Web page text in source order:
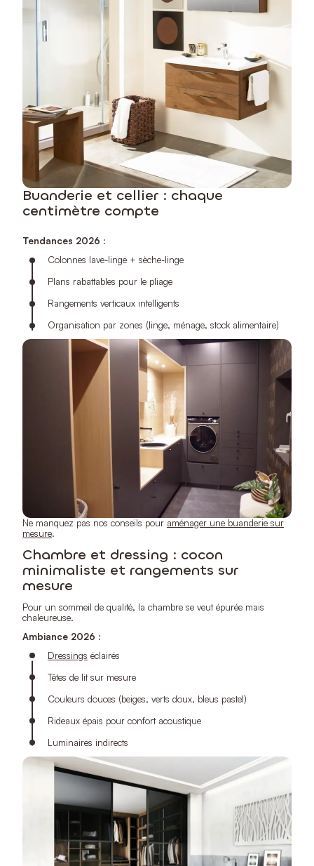
Buanderie et cellier : chaque
centimètre compte
Tendances 2026 :
Colonnes lave-linge + sèche-linge
Plans rabattables pour le pliage
Rangements verticaux intelligents
Organisation par zones (linge, ménage, stock alimentaire)
Ne manquez pas nos conseils pour aménager une buanderie sur
mesure.
Chambre et dressing : cocon
minimaliste et rangements sur
mesure
Pour un sommeil de qualité, la chambre se veut épurée mais
chaleureuse.
Ambiance 2026 :
Dressings éclairés
Têtes de lit sur mesure
Couleurs douces (beiges, verts doux, bleus pastel)
Rideaux épais pour confort acoustique
Luminaires indirects